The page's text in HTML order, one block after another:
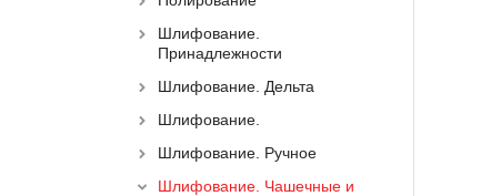
Шлифование.
Принадлежности
Шлифование. Дельта
Шлифование.
Шлифование. Ручное
Шлифование. Чашечные и